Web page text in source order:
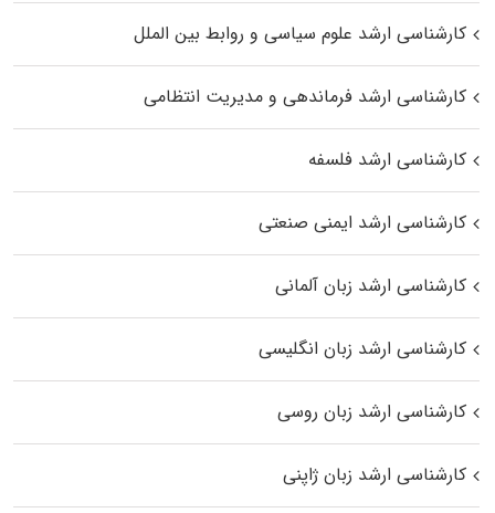
کارشناسی ارشد علوم سیاسی و روابط بین الملل
کارشناسی ارشد فرماندهی و مدیریت انتظامی
کارشناسی ارشد فلسفه
کارشناسی ارشد ایمنی صنعتی
کارشناسی ارشد زبان آلمانی
کارشناسی ارشد زبان انگلیسی
کارشناسی ارشد زبان روسی
کارشناسی ارشد زبان ژاپنی